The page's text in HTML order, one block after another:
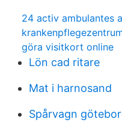
24 activ ambulantes
göra visitkort online
Lön cad ritare
Mat i harnosand
Spårvagn